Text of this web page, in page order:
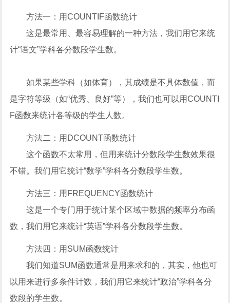
方法一：用COUNTIF函数统计
这是最常用、最容易理解的一种方法，我们用它来统
计“语文”学科各分数段学生数。
如果某些学科（如体育），其成绩是不具体数值，而
是字符等级（如“优秀、良好”等），我们也可以用COUNTI
F函数来统计各等级的学生人数。
方法二：用DCOUNT函数统计
这个函数不太常用，但用来统计分数段学生数效果很
不错。我们用它统计“数学”学科各分数段学生数。
方法三：用FREQUENCY函数统计
这是一个专门用于统计某个区域中数据的频率分布函
数，我们用它来统计“英语”学科各分数段学生数。
方法四：用SUM函数统计
我们知道SUM函数通常是用来求和的，其实，他也可
以用来进行多条件计数，我们用它来统计“政治”学科各分
数段的学生数。